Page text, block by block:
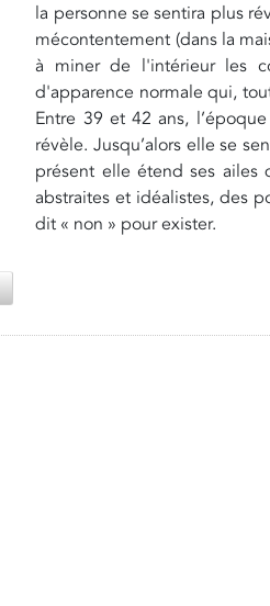
la personne se sentira plus
mécontentement (dans la
à miner de l'intérieur les
d'apparence normale qui,
Entre 39 et 42 ans,
révèle. Jusqu’alors elle se
présent elle étend ses ailes
abstraites et idéalistes, des
dit « non » pour exister.